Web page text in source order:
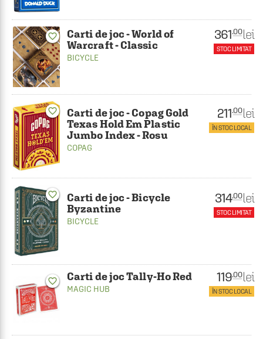
favorite_border
Carti de joc - World of
Warcraft - Classic
BICYCLE
361.00 lei
STOC LIMITAT
favorite_border
Carti de joc - Copag Gold
Texas Hold Em Plastic
Jumbo Index - Rosu
COPAG
211.00 lei
ÎN STOC LOCAL
favorite_border
Carti de joc - Bicycle
Byzantine
BICYCLE
314.00 lei
STOC LIMITAT
favorite_border Carti de joc Tally-Ho Red
MAGIC HUB
119.00 lei
ÎN STOC LOCAL